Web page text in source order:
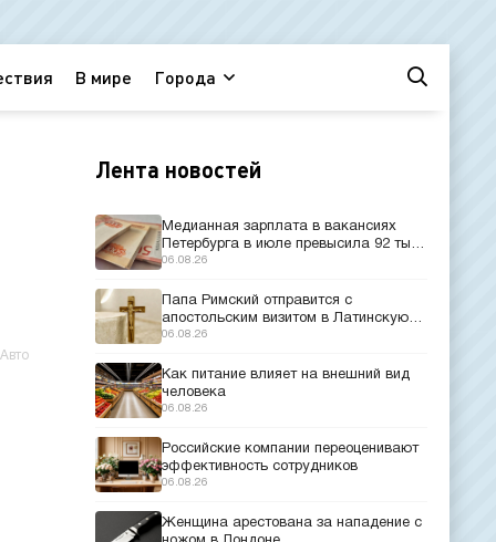
В мире Города
Авто
Лента новостей
Медианная зарплата в вакансиях
Петербурга в июле превысила 92 тыс.
рублей
06.08.26
Папа Римский отправится с
апостольским визитом в Латинскую
Америку
06.08.26
Как питание влияет на внешний вид
человека
06.08.26
Российские компании переоценивают
эффективность сотрудников
06.08.26
Женщина арестована за нападение с